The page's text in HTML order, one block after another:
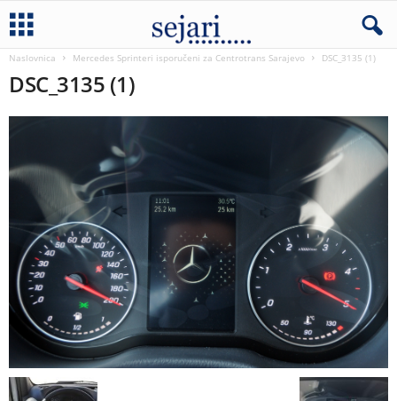
Naslovnica Mercedes Sprinteri isporučeni za Centrotrans Sarajevo DSC_3135 (1)
DSC_3135 (1)